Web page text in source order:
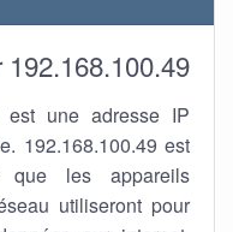
est une adresse IP
192.168.100.49 est
que les appareils
utiliseront pour